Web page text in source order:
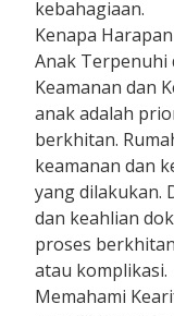
kebahagiaan.
Kenapa
Anak Terpenuhi
Keamanan dan
anak adalah
berkhitan.
keamanan dan
yang dilakukan.
dan keahlian
proses
atau komplikasi.
Memahami